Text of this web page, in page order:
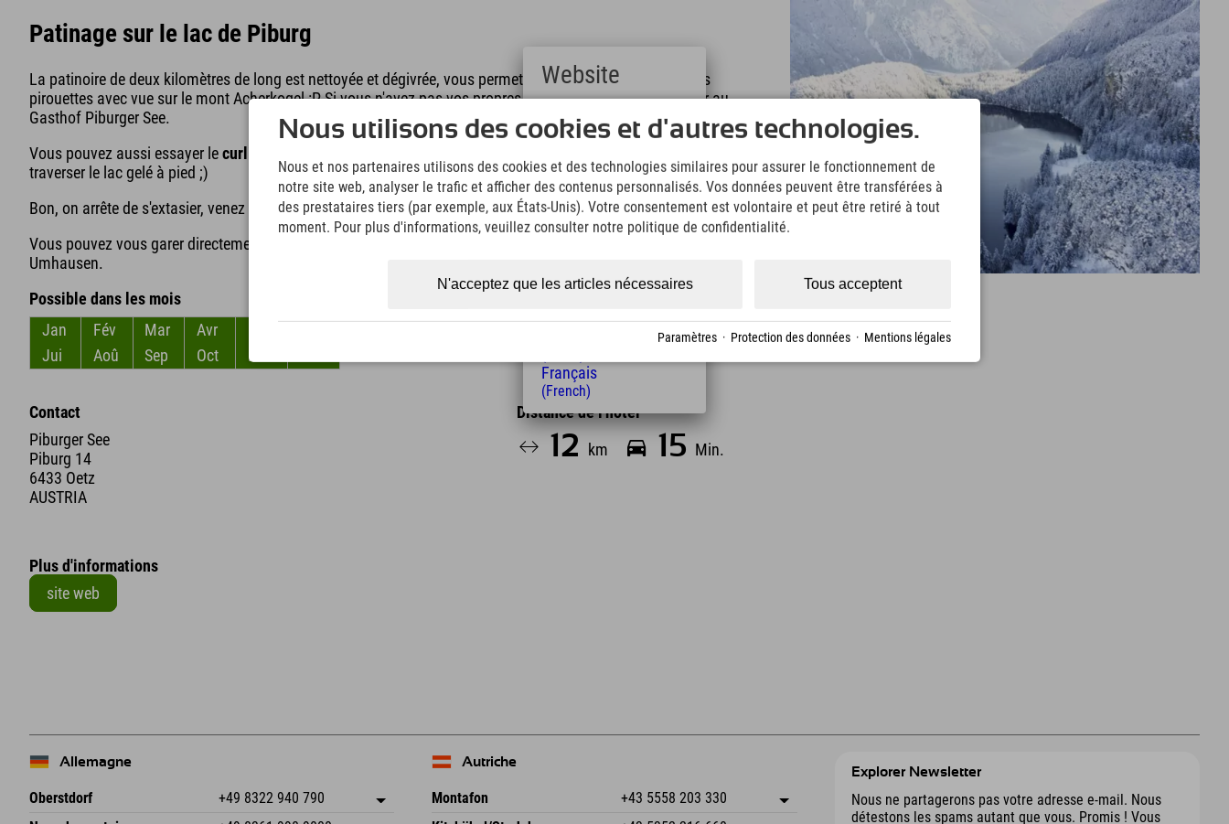
Patinage sur le lac de Piburg
La patinoire de deux kilomètres de long est nettoyée et dégivrée, vous permettant de patiner et de faire des
pirouettes avec vue sur le mont Acherkogel :P Si vous n'avez pas vos propres patins, vous pouvez en louer au
Gasthof Piburger See.
Vous pouvez aussi essayer lecurling
traverser le lac gelé à pied ;)
Bon, on arrête de s'extasier, venez découvrir le lac de Piburg par vous-même ! ;)
Vous pouvez vous garer directement au Gasthof Piburger See ou vous y rendre à vélo depuis votre hôtel à
Umhausen.
Possible dans les mois
Jan
Fév Mar Avr
Jui
Aoû Sep Oct Nov
Contact
Piburger See
Piburg 14
6433 Oetz
AUSTRIA
Distance de l'hôtel
12 km 15 Min.
Plus d'informations
site web
Allemagne
Oberstdorf +49 8322 940 790
Autriche
Montafon +43 5558 203 330
Explorer Newsletter
Nous ne partagerons pas votre adresse e-mail. Nous
détestons les spams autant que vous. Promis ! Vous
Nous utilisons des cookies et d'autres technologies.
Nous et nos partenaires utilisons des cookies et des technologies similaires pour assurer le fonctionnement de
notre site web, analyser le trafic et afficher des contenus personnalisés. Vos données peuvent être transférées à
des prestataires tiers (par exemple, aux États-Unis). Votre consentement est volontaire et peut être retiré à tout
moment. Pour plus d'informations, veuillez consulter notre politique de confidentialité.
Tous acceptent
N'acceptez que les articles nécessaires
Paramètres · Protection des données · Mentions légales
Website
Deutsch
(German)
(English)
Italiano
(Italian)
Čeština
(Polish)
(Hungarian)
Français
(French)